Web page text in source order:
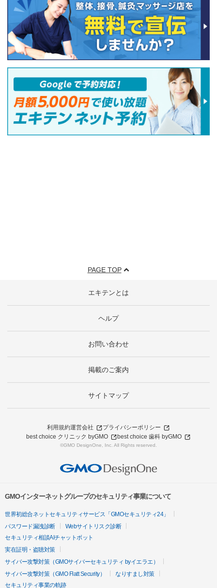
PAGE TOP
エキテンとは
ヘルプ
お問い合わせ
掲載のご案内
サイトマップ
利用規約運営会社
プライバシーポリシー
best choice クリニック byGMO
best choice 歯科 byGMO
©GMO DesignOne, Inc. All Rights reserved.
GMOインターネットグループのセキュリティ事業について
世界初総合ネットセキュリティサービス「GMOセキュリティ24」
パスワード漏洩診断
Webサイトリスク診断
セキュリティ相談AIチャットボット
実在証明・盗聴対策
サイバー攻撃対策（GMOサイバーセキュリティ byイエラエ）
サイバー攻撃対策（GMO Flatt Security）
なりすまし対策
セキュリティ事業の軌跡